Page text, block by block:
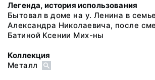
Легенда, история использования
Бытовал в доме на у. Ленина в
Александра Николаевича, после
Батиной Ксении Мих-ны
Коллекция
Металл